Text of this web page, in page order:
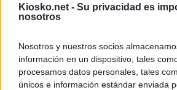
Kiosko.net - Su privacidad es
nosotros
Nosotros y nuestros socios
información en un dispositivo, tales
procesamos datos personales, tales
únicos e información estándar enviada